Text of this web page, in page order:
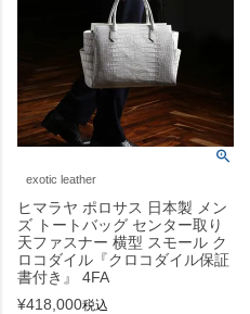
exotic leather
ヒマラヤ ポロサス 日本製 メン
ズ トートバッグ センター取り
天ファスナー 横型 スモール ク
ロコダイル『クロコダイル保証
書付き』 4FA
¥418,000税込